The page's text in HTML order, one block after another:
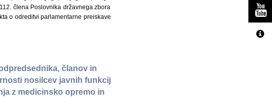
člena Poslovnika državnega zbora
o odreditvi parlamentarne preiskave
članov in
nosilcev javnih funkcij
z medicinsko opremo in